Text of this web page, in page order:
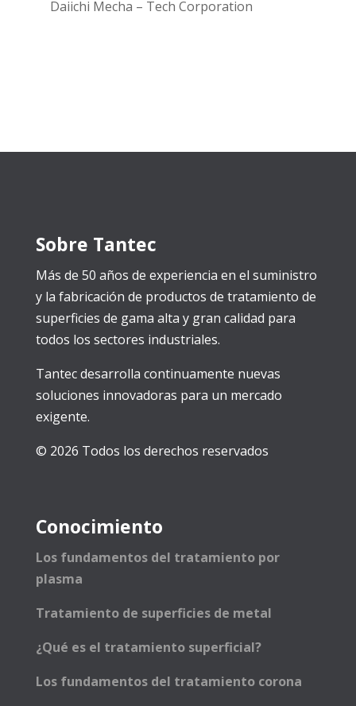
Daiichi Mecha – Tech Corporation
Sobre Tantec
Más de 50 años de experiencia en el suministro
y la fabricación de productos de tratamiento de
superficies de gama alta y gran calidad para
todos los sectores industriales.
Tantec desarrolla continuamente nuevas
soluciones innovadoras para un mercado
exigente.
© 2026 Todos los derechos reservados
Conocimiento
Los fundamentos del tratamiento por
plasma
Tratamiento de superficies de metal
¿Qué es el tratamiento superficial?
Los fundamentos del tratamiento corona